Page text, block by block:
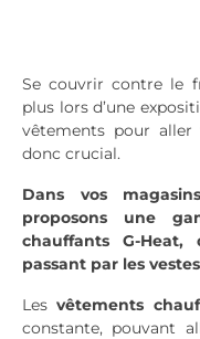
Se couvrir contre le
plus lors d’une
vêtements pour aller
donc crucial.
Dans vos
proposons une
chauffants G-
passant par les
​Les vêtements
constante, pouvant